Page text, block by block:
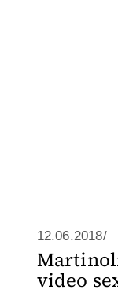
12.06.2018/
video